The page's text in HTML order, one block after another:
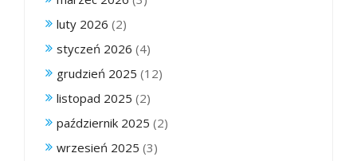
luty 2026 (2)
styczeń 2026 (4)
grudzień 2025 (12)
listopad 2025 (2)
październik 2025 (2)
wrzesień 2025 (3)